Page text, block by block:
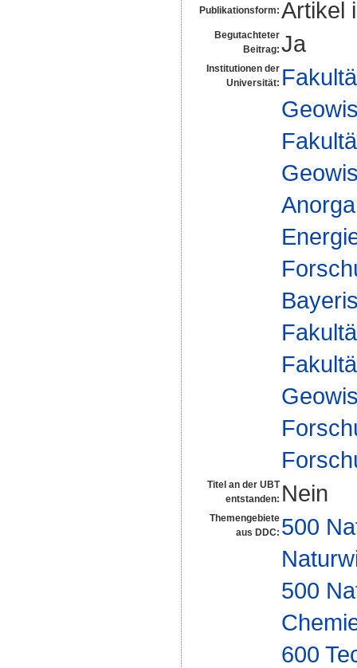
Publikationsform: Artikel
Begutachteter
Beitrag: Ja
Institutionen der
Universität:
Titel an der UBT
entstanden: Nein
Themengebiete
aus DDC: 500
500
600